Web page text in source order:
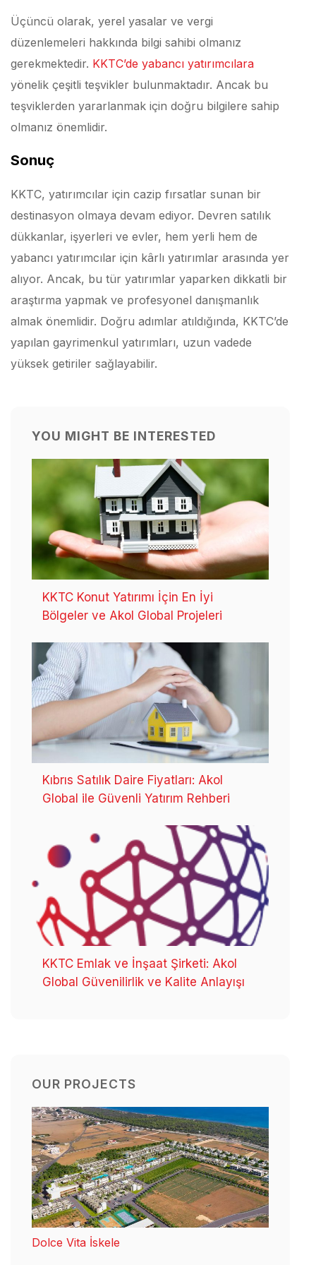
Üçüncü olarak, yerel yasalar ve vergi
düzenlemeleri hakkında bilgi sahibi olmanız
gerekmektedir. KKTC’de yabancı yatırımcılara
yönelik çeşitli teşvikler bulunmaktadır. Ancak bu
teşviklerden yararlanmak için doğru bilgilere sahip
olmanız önemlidir.
Sonuç
KKTC, yatırımcılar için cazip fırsatlar sunan bir
destinasyon olmaya devam ediyor. Devren satılık
dükkanlar, işyerleri ve evler, hem yerli hem de
yabancı yatırımcılar için kârlı yatırımlar arasında yer
alıyor. Ancak, bu tür yatırımlar yaparken dikkatli bir
araştırma yapmak ve profesyonel danışmanlık
almak önemlidir. Doğru adımlar atıldığında, KKTC’de
yapılan gayrimenkul yatırımları, uzun vadede
yüksek getiriler sağlayabilir.
YOU MIGHT BE INTERESTED
KKTC Konut Yatırımı İçin En İyi
Bölgeler ve Akol Global Projeleri
Kıbrıs Satılık Daire Fiyatları: Akol
Global ile Güvenli Yatırım Rehberi
KKTC Emlak ve İnşaat Şirketi: Akol
Global Güvenilirlik ve Kalite Anlayışı
OUR PROJECTS
Dolce Vita İskele